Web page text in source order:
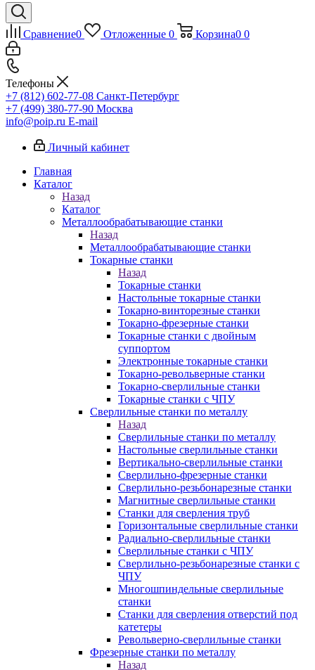
Сравнение0 Отложенные 0 Корзина0 0
Телефоны
+7 (812) 602-77-08 Санкт-Петербург
+7 (499) 380-77-90 Москва
info@poip.ru E-mail
Личный кабинет
Главная
Каталог
Назад
Каталог
Металлообрабатывающие станки
Назад
Металлообрабатывающие станки
Токарные станки
Назад
Токарные станки
Настольные токарные станки
Токарно-винторезные станки
Токарно-фрезерные станки
Токарные станки с двойным
суппортом
Электронные токарные станки
Токарно-револьверные станки
Токарно-сверлильные станки
Токарные станки с ЧПУ
Сверлильные станки по металлу
Назад
Сверлильные станки по металлу
Настольные сверлильные станки
Вертикально-сверлильные станки
Сверлильно-фрезерные станки
Сверлильно-резьбонарезные станки
Магнитные сверлильные станки
Станки для сверления труб
Горизонтальные сверлильные станки
Радиально-сверлильные станки
Сверлильные станки с ЧПУ
Сверлильно-резьбонарезные станки с
ЧПУ
Многошпиндельные сверлильные
станки
Станки для сверления отверстий под
катетеры
Револьверно-сверлильные станки
Фрезерные станки по металлу
Назад